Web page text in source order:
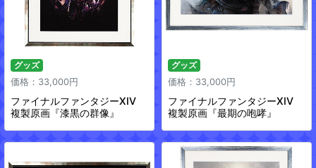
グッズ
価格：33,000円
ファイナルファンタジーXIV
複製原画『漆黒の群像』
グッズ
価格：33,000円
ファイナルファンタジーXIV
複製原画『最期の咆哮』